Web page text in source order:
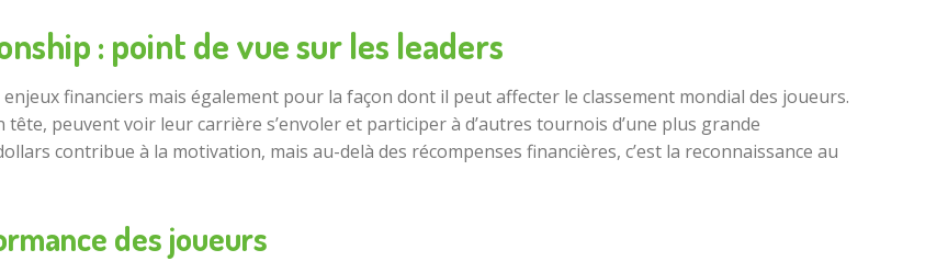
: point de vue sur les leaders
financiers mais également pour la façon dont il peut affecter le classement mondial des joueurs.
peuvent voir leur carrière s’envoler et participer à d’autres tournois d’une plus grande
contribue à la motivation, mais au-delà des récompenses financières, c’est la reconnaissance au
des joueurs